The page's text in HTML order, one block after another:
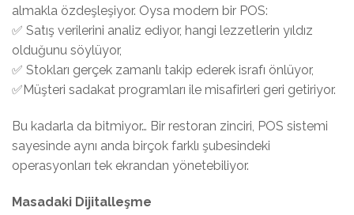
almakla özdeşleşiyor. Oysa modern bir POS:
✅ Satış verilerini analiz ediyor, hangi lezzetlerin yıldız
olduğunu söylüyor,
✅ Stokları gerçek zamanlı takip ederek israfı önlüyor,
✅ Müşteri sadakat programları ile misafirleri geri getiriyor.
Bu kadarla da bitmiyor… Bir restoran zinciri, POS sistemi
sayesinde aynı anda birçok farklı şubesindeki
operasyonları tek ekrandan yönetebiliyor.
Masadaki Dijitalleşme